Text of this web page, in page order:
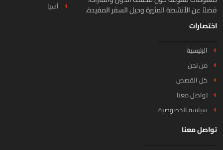
عن الأنشطة المثيرة وحيل السفر المفيدة.
آسيا
الرئيسية
من نحن
كل القصص
تواصل معنا
سياسة الخصوصية
معنا